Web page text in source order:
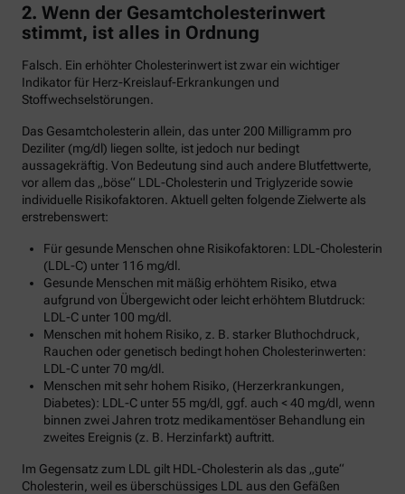
2. Wenn der Gesamtcholesterinwert
stimmt, ist alles in Ordnung
Falsch. Ein erhöhter Cholesterinwert ist zwar ein wichtiger
Indikator für Herz-Kreislauf-Erkrankungen und
Stoffwechselstörungen.
Das Gesamtcholesterin allein, das unter 200 Milligramm pro
Deziliter (mg/dl) liegen sollte, ist jedoch nur bedingt
aussagekräftig. Von Bedeutung sind auch andere Blutfettwerte,
vor allem das „böse“ LDL-Cholesterin und Triglyzeride sowie
individuelle Risikofaktoren. Aktuell gelten folgende Zielwerte als
erstrebenswert:
Für gesunde Menschen ohne Risikofaktoren: LDL-Cholesterin
(LDL-C) unter 116 mg/dl.
Gesunde Menschen mit mäßig erhöhtem Risiko, etwa
aufgrund von Übergewicht oder leicht erhöhtem Blutdruck:
LDL-C unter 100 mg/dl.
Menschen mit hohem Risiko, z. B. starker Bluthochdruck,
Rauchen oder genetisch bedingt hohen Cholesterinwerten:
LDL-C unter 70 mg/dl.
Menschen mit sehr hohem Risiko, (Herzerkrankungen,
Diabetes): LDL-C unter 55 mg/dl, ggf. auch < 40 mg/dl, wenn
binnen zwei Jahren trotz medikamentöser Behandlung ein
zweites Ereignis (z. B. Herzinfarkt) auftritt.
Im Gegensatz zum LDL gilt HDL-Cholesterin als das „gute“
Cholesterin, weil es überschüssiges LDL aus den Gefäßen